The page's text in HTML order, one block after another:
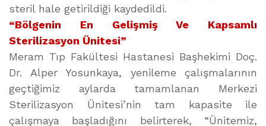
steril hale getirildiği kaydedildi.
“Bölgenin En Gelişmiş Ve Kapsamlı
Sterilizasyon Ünitesi”
Meram Tıp Fakültesi Hastanesi Başhekimi Doç.
Dr. Alper Yosunkaya, yenileme çalışmalarının
geçtiğimiz aylarda tamamlanan Merkezi
Sterilizasyon Ünitesi’nin tam kapasite ile
çalışmaya başladığını belirterek, “Ünitemiz,